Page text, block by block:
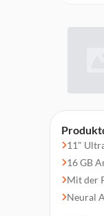
11"
16 GB
Mit der
Neural